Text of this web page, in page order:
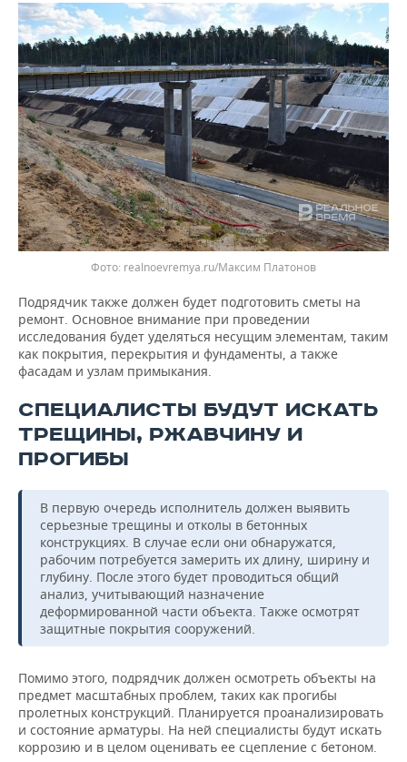
realnoevremya.ru/Максим Платонов
Подрядчик также должен будет подготовить сметы на
ремонт. Основное внимание при проведении
исследования будет уделяться несущим элементам, таким
как покрытия, перекрытия и фундаменты, а также
фасадам и узлам примыкания.
СПЕЦИАЛИСТЫ БУДУТ ИСКАТЬ
ТРЕЩИНЫ, РЖАВЧИНУ И
ПРОГИБЫ
В первую очередь исполнитель должен выявить
серьезные трещины и отколы в бетонных
конструкциях. В случае если они обнаружатся,
рабочим потребуется замерить их длину, ширину и
глубину. После этого будет проводиться общий
анализ, учитывающий назначение
деформированной части объекта. Также осмотрят
защитные покрытия сооружений.
Помимо этого, подрядчик должен осмотреть объекты на
предмет масштабных проблем, таких как прогибы
пролетных конструкций. Планируется проанализировать
и состояние арматуры. На ней специалисты будут искать
коррозию и в целом оценивать ее сцепление с бетоном.